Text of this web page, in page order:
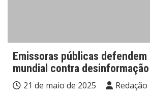
Emissoras públicas
mundial contra desinformação
21 de maio de 2025 Redação